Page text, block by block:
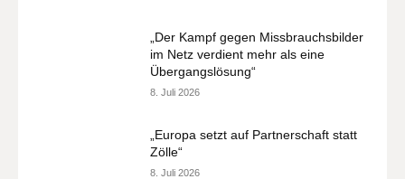
„Der Kampf gegen Missbrauchsbilder
im Netz verdient mehr als eine
Übergangslösung“
8. Juli 2026
„Europa setzt auf Partnerschaft statt
Zölle“
8. Juli 2026